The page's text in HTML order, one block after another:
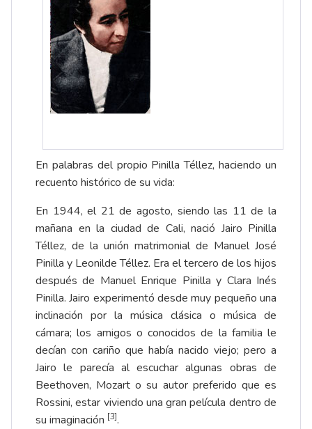
En palabras del propio Pinilla Téllez, haciendo un
recuento histórico de su vida:
En 1944, el 21 de agosto, siendo las 11 de la
mañana en la ciudad de Cali, nació Jairo Pinilla
Téllez, de la unión matrimonial de Manuel José
Pinilla y Leonilde Téllez. Era el tercero de los hijos
después de Manuel Enrique Pinilla y Clara Inés
Pinilla. Jairo experimentó desde muy pequeño una
inclinación por la música clásica o música de
cámara; los amigos o conocidos de la familia le
decían con cariño que había nacido viejo; pero a
Jairo le parecía al escuchar algunas obras de
Beethoven, Mozart o su autor preferido que es
Rossini, estar viviendo una gran película dentro de
su imaginación [3].